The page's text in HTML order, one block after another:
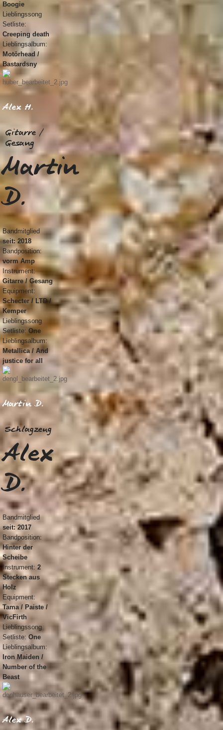
Boogie
Lieblingssong
Setliste:
Creeping death
Lieblingsalbum:
Motörhead /
Bastardsny
Alex H.
Gitarre /
Gesang
Martin
D.
Bandmitglied
seit: 2018
Bandposition:
vorm Amp
Instrument:
Gitarre / Gesang
Equipment:
Schecter / LTD /
Kemper
Lieblingssong
Setliste: One
Lieblingsalbum:
Metallica / And
justice for all
Martin D.
Schlagzeug
Alex
D.
Bandmitglied
seit: 2017
Bandposition:
Hinter der
Scheibe
Instrument: 2
Stecken aus
Holz
Equipment:
Tama / Paiste /
VicFirth
Lieblingssong
Setliste:One
Lieblingsalbum:
Iron Maiden /
Number of the
Beast
Alex D.